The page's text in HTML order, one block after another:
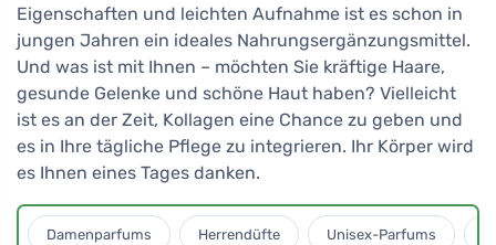
Eigenschaften und leichten Aufnahme ist es schon in
jungen Jahren ein ideales Nahrungsergänzungsmittel.
Und was ist mit Ihnen – möchten Sie kräftige Haare,
gesunde Gelenke und schöne Haut haben? Vielleicht
ist es an der Zeit, Kollagen eine Chance zu geben und
es in Ihre tägliche Pflege zu integrieren. Ihr Körper wird
es Ihnen eines Tages danken.
Damenparfums Herrendüfte Unisex-Parfums